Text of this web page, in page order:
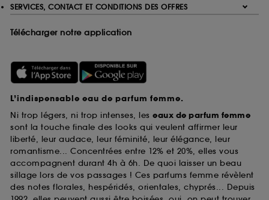
SERVICES, CONTACT ET CONDITIONS DES OFFRES
Télécharger notre application
L’indispensable eau de parfum femme.
Ni trop légers, ni trop intenses, les eaux de parfum femme
sont la touche finale des looks qui veulent affirmer leur
liberté, leur audace, leur féminité, leur élégance, leur
romantisme... Concentrées entre 12% et 20%, elles vous
accompagnent durant 4h à 6h. De quoi laisser un beau
sillage lors de vos passages ! Ces parfums femme révèlent
des notes florales, hespéridés, orientales, chyprés... Depuis